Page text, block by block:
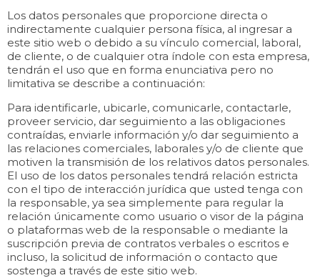
Los datos personales que proporcione directa o
indirectamente cualquier persona física, al ingresar a
este sitio web o debido a su vínculo comercial, laboral,
de cliente, o de cualquier otra índole con esta empresa,
tendrán el uso que en forma enunciativa pero no
limitativa se describe a continuación:
Para identificarle, ubicarle, comunicarle, contactarle,
proveer servicio, dar seguimiento a las obligaciones
contraídas, enviarle información y/o dar seguimiento a
las relaciones comerciales, laborales y/o de cliente que
motiven la transmisión de los relativos datos personales.
El uso de los datos personales tendrá relación estricta
con el tipo de interacción jurídica que usted tenga con
la responsable, ya sea simplemente para regular la
relación únicamente como usuario o visor de la página
o plataformas web de la responsable o mediante la
suscripción previa de contratos verbales o escritos e
incluso, la solicitud de información o contacto que
sostenga a través de este sitio web.